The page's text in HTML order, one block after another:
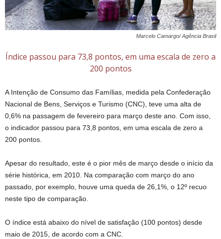
Marcelo Camargo/ Agência Brasil
Índice passou para 73,8 pontos, em uma escala de zero a
200 pontos
A Intenção de Consumo das Famílias, medida pela Confederação
Nacional de Bens, Serviços e Turismo (CNC), teve uma alta de
0,6% na passagem de fevereiro para março deste ano. Com isso,
o indicador passou para 73,8 pontos, em uma escala de zero a
200 pontos.
Apesar do resultado, este é o pior mês de março desde o início da
série histórica, em 2010. Na comparação com março do ano
passado, por exemplo, houve uma queda de 26,1%, o 12º recuo
neste tipo de comparação.
O índice está abaixo do nível de satisfação (100 pontos) desde
maio de 2015, de acordo com a CNC.